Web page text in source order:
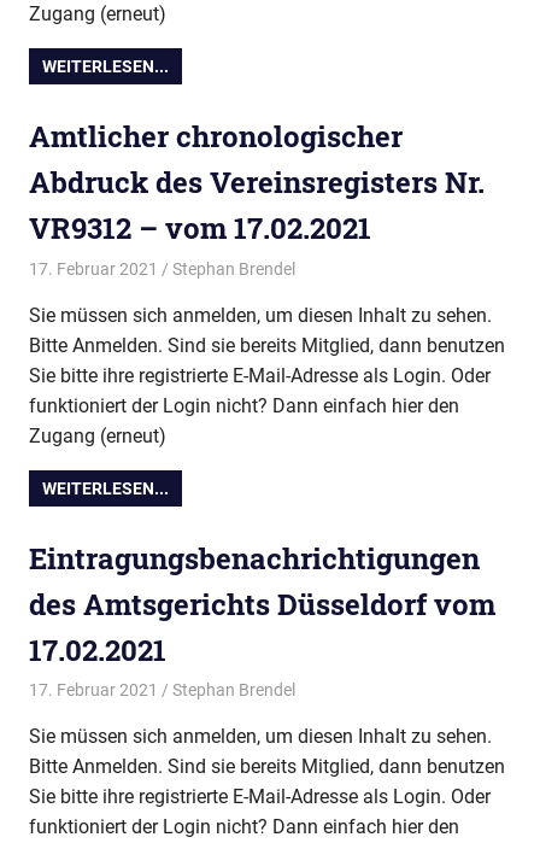
Zugang (erneut)
WEITERLESEN...
Amtlicher chronologischer
Abdruck des Vereinsregisters Nr.
VR9312 – vom 17.02.2021
17. Februar 2021 Stephan BrendelVereinsdokumente
Sie müssen sich anmelden, um diesen Inhalt zu sehen.
Bitte Anmelden. Sind sie bereits Mitglied, dann benutzen
Sie bitte ihre registrierte E-Mail-Adresse als Login. Oder
funktioniert der Login nicht? Dann einfach hier den
Zugang (erneut)
WEITERLESEN...
Eintragungsbenachrichtigungen
des Amtsgerichts Düsseldorf vom
17.02.2021
17. Februar 2021 Stephan Brendel
Sie müssen sich anmelden, um diesen Inhalt zu sehen.
Bitte Anmelden. Sind sie bereits Mitglied, dann benutzen
Sie bitte ihre registrierte E-Mail-Adresse als Login. Oder
funktioniert der Login nicht? Dann einfach hier den